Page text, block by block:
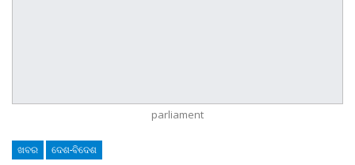
parliament
ଖବର ଦେଶ-ବିଦେଶ